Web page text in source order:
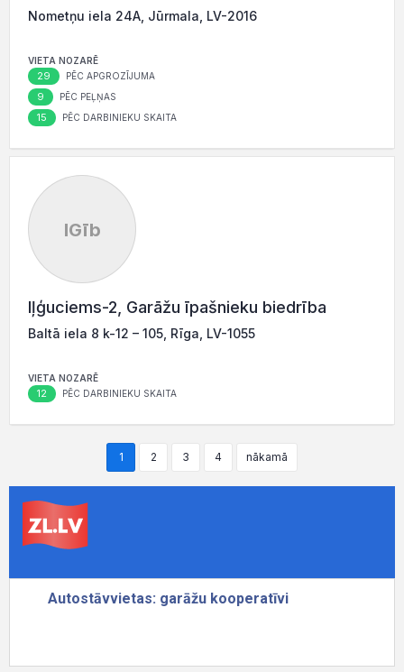
Nometņu iela 24A, Jūrmala, LV-2016
VIETA NOZARĒ
29 PĒC APGROZĪJUMA
9 PĒC PEĻŅAS
15 PĒC DARBINIEKU SKAITA
IGīb
Iļģuciems-2, Garāžu īpašnieku biedrība
Baltā iela 8 k-12 – 105, Rīga, LV-1055
VIETA NOZARĒ
12 PĒC DARBINIEKU SKAITA
1 2 3 4 nākamā